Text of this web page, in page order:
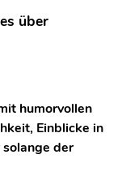
über
humorvollen
Einblicke in
der